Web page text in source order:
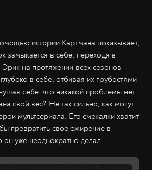
истории Картмана показывает,
замыкается в себе, переходя в
на протяжении всех сезонов
в себе, отбивая их грубостями
себе, что никакой проблемы нет.
свой вес? Не так сильно, как могут
мультсериала. Его смекалки хватит
превратить своё ожирение в
он уже неоднократно делал.